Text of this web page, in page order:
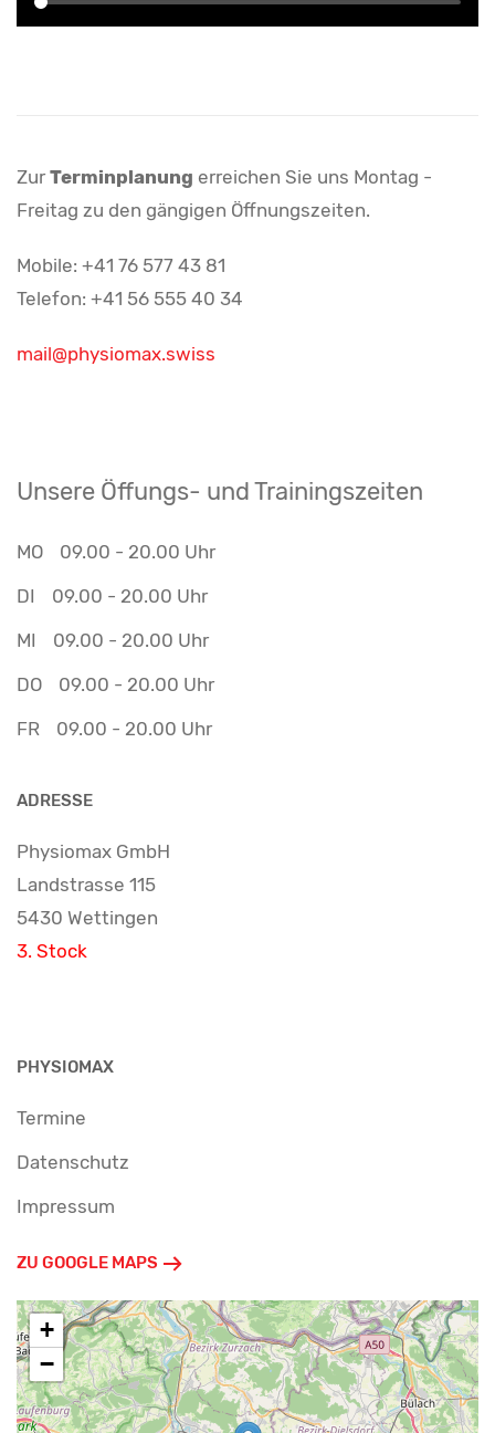
ZurTerminplanung erreichen Sie uns Montag -
Freitag zu den gängigen Öffnungszeiten.
Mobile: +41 76 577 43 81
Telefon: +41 56 555 40 34
mail@physiomax.swiss
Unsere Öffungs- und Trainingszeiten
MO
09.00 - 20.00 Uhr
DI
09.00 - 20.00 Uhr
MI
09.00 - 20.00 Uhr
DO
09.00 - 20.00 Uhr
FR
09.00 - 20.00 Uhr
ADRESSE
Physiomax GmbH
Landstrasse 115
5430 Wettingen
3. Stock
PHYSIOMAX
Termine
Datenschutz
Impressum
ZU GOOGLE MAPS
+
−